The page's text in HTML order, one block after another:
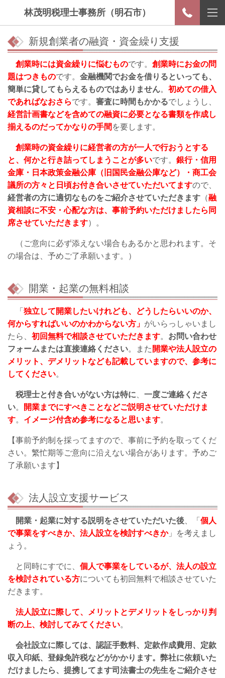
林茂明税理士事務所（明石市）
新規創業者の融資・資金繰り支援
創業時には資金繰りに悩むものです。 創業時にお金の問
題はつきものです。 金融機関でお金を借りるといっても、
簡単に貸してもらえるものではありません。 初めての借入
であればなおさらです。 審査に時間もかかるでしょうし、
経営計画書などを含めての融資に必要となる書類を作成し
揃えるのだってかなりの手間 を要します。
創業時の資金繰りに経営者の方が一人で行おうとする
と、何かと行き詰ってしまうことが多いです。 銀行・信用
金庫・日本政策金融公庫（旧国民金融公庫など）・商工会
議所の方々と日頃お付き合いさせていただいてますので、
経営者の方に適切なものをご紹介させていただきます （融
資相談に不安・心配な方は、事前予約いただけましたら同
席させていただきます）。
（ご意向に必ず添えない場合もあるかと思われます。そ
の場合は、予めご了承願います。）
開業・起業の無料相談
「 独立して開業したいけれども、どうしたらいいのか、
何からすればいいのかわからない方」 がいらっしゃいまし
たら、 初回無料で相談させていただきます。 お問い合わせ
フォームまたは直接連絡ください。また 開業や法人設立の
メリット、デメリットなども記載していますので、参考に
してください。
税理士と付き合いがない方は特に
一度ご連絡くださ
い。
開業までにすべきことなどご説明させていただけま
す。 イメージ付含め参考になると思います。
【事前予約制を採ってますので、事前に予約を取ってくだ
さい。繁忙期等ご意向に沿えない場合があります。予めご
了承願います】
法人設立支援サービス
開業・起業に対する説明をさせていただいた後 、「 個人
で事業をすべきか、法人設立を検討すべきか」を考えまし
ょう。
と同時にすでに、 個人で事業をしているが、法人の設立
を検討されている方についても初回無料で相談させていた
だきます。
法人設立に際して、メリットとデメリットをしっかり判
断の上、検討してみてください。
会社設立に際しては、認証手数料、定款作成費用、定款
収入印紙、登録免許税などがかかります。弊社に依頼いた
だけましたら、提携してます司法書士の先生をご紹介させ